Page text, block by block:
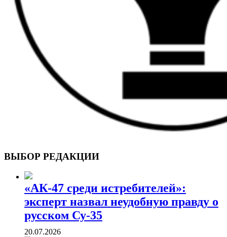
ВОЕННЫЕ СТРАНИЦЫ
СТАТЬИ ВОЕННОЙ ТЕМАТИКИ
ВЫБОР РЕДАКЦИИ
«АК-47 среди истребителей»:
эксперт назвал неудобную правду о
русском Су-35
20.07.2026